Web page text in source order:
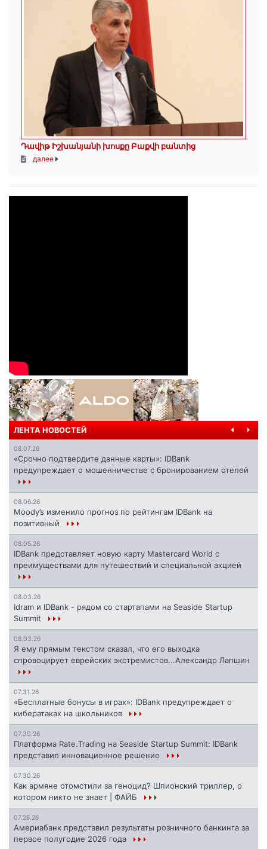
Դավիթ Իշխանյանի խոսքը Բաքվի բանտից
далее
ЛЕНТА НОВОСТЕЙ
08.07.26
«Срочно подтвердите данные карты»: IDBank
предупреждает о мошенничестве с бронированием отелей
08.06.26
Moody’s изменило прогноз по рейтингам IDBank на
позитивный
08.05.26
IDBank представляет новую карту Mastercard World с
преимуществами для путешествий и специальной акцией
08.03.26
Idram и IDBank - рядом со стартапами на Seaside Startup
Summit
08.03.26
Я ему прямым текстом сказал, что его выходка
спровоцирует еврейских экстремистов...Александр Лапшин
07.31.26
«Бесплатные бонусы в играх»: IDBank предупреждает о
кибератаках на школьников
07.30.26
Платформа Rate.Trading на Seaside Startup Summit: IDBank
представил инновационное решение
07.30.26
Как армяне отомстили за геноцид? Шпионский триллер, о
котором никто не знает | ФАЙБ
07.28.26
Америабанк представил результаты розничного банкинга за
первое полугодие 2026 года